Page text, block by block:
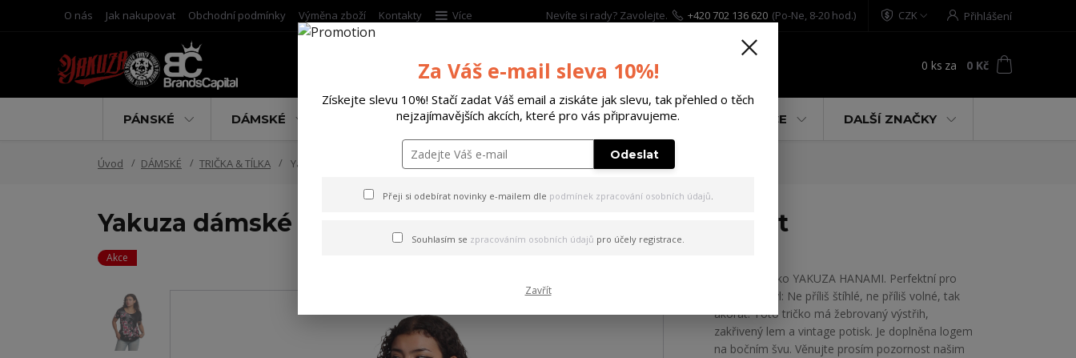
O nás Jak nakupovat Obchodní podmínky Výměna zboží Kontakty Více CZK Přihlášení
Nevíte si rady? Zavolejte. +420 702 136 620 (Po-Ne, 8-20 hod.)
0 ks za 0 Kč
PÁNSKÉ DÁMSKÉ DOPLŇKY DÁRKOVÉ POUKAZY % AKCE DALŠÍ ZNAČKY
Úvod DÁMSKÉ TRIČKA & TÍLKA Yakuza dámské tílko Hanami Curved Crew Neck T-Shirt
Yakuza dámské tílko Hanami Curved Crew Neck T-Shirt
Akce
Dámské tričko YAKUZA HANAMI. Perfektní pro
uvolněný styl: Ne příliš štíhlé, ne příliš volné, tak
akorát. Toto tričko má žebrovaný výstřih,
zakřivený lem a vintage potisk. Je doplněna logem
na bočním švu. Věnujte prosím pozornost našim
Za Váš e-mail sleva 10%!
Získejte slevu 10%! Stačí zadat Váš email a ziskáte jak slevu, tak přehled o těch
nejzajímavějších akcích, které pro vás připravujeme.
Odeslat
Přeji si odebírat novinky e-mailem dle podmínek zpracování osobních údajů.
Souhlasím se zpracováním osobních údajů pro účely registrace.
Zavřít